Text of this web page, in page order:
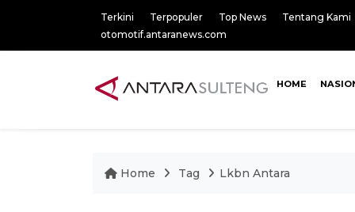
Terkini Terpopuler Top News
Tentang Kami
otomotif.antaranews.com
HOME
Home Tag Lkbn Antara